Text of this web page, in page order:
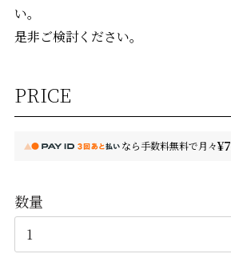
い。
是非ご検討ください。
PRICE
なら手数料無料で月々
数量